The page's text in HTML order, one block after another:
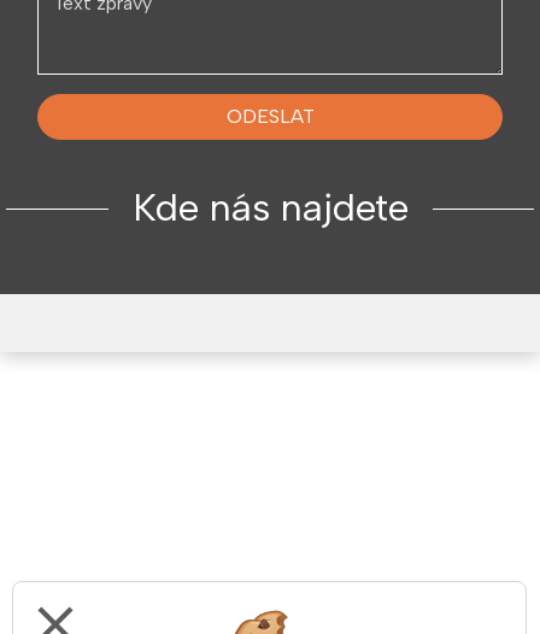
ODESLAT
Kde nás najdete